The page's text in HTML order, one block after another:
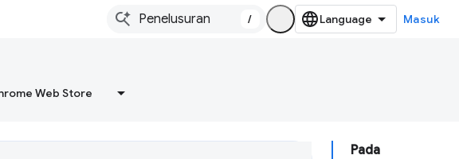
/ Masuk
Web Store
Pada